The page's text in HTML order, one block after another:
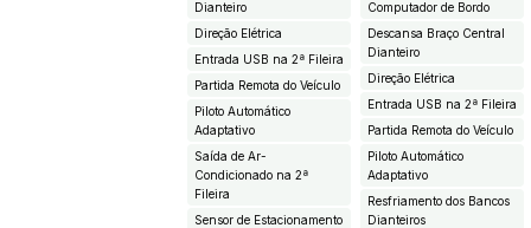
Dianteiro
Direção Elétrica
Entrada USB na 2ª Fileira
Partida Remota do Veículo
Piloto Automático
Adaptativo
Saída de Ar-
Condicionado na 2ª
Fileira
Sensor de Estacionamento
Computador de Bordo
Descansa Braço Central
Dianteiro
Direção Elétrica
Entrada USB na 2ª Fileira
Partida Remota do Veículo
Piloto Automático
Adaptativo
Resfriamento dos Bancos
Dianteiros